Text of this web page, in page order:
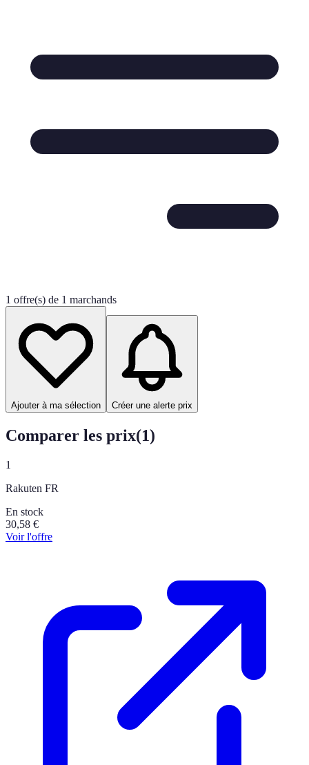
1 offre(s) de 1 marchands
Ajouter à ma sélection Créer une alerte prix
Comparer les prix(1)
1
Rakuten FR
En stock
30,58 €
Voir l'offre